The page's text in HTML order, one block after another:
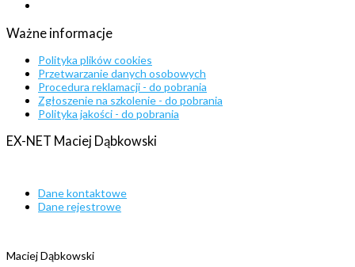
Ważne informacje
Polityka plików cookies
Przetwarzanie danych osobowych
Procedura reklamacji - do pobrania
Zgłoszenie na szkolenie - do pobrania
Polityka jakości - do pobrania
EX-NET Maciej Dąbkowski
Dane kontaktowe
Dane rejestrowe
Maciej Dąbkowski